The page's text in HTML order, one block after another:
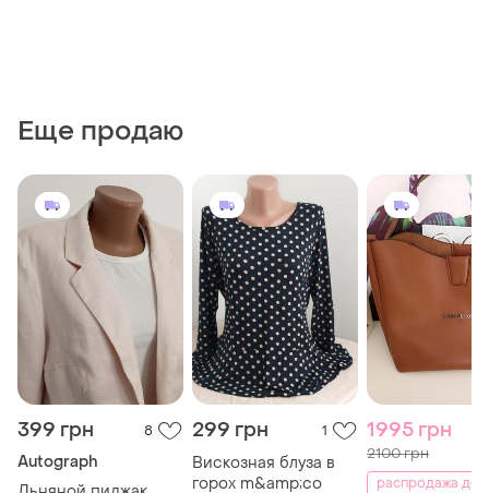
Еще продаю
399 грн 8
Autograph
299 грн 1
Вискозная блуза в
горох m&amp;co
1995 грн
2100 грн
распродажа до